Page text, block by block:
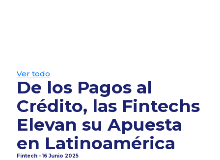
Ver todo
De los Pagos al
Crédito, las Fintechs
Elevan su Apuesta
en Latinoamérica
Fintech - 16 Junio 2025